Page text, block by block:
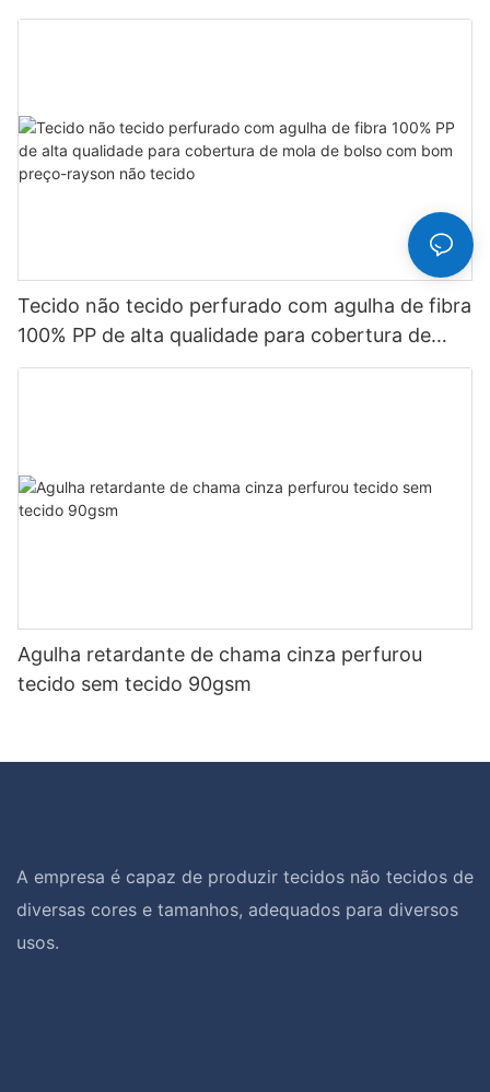
Tecido não tecido perfurado com agulha de fibra
100% PP de alta qualidade para cobertura de
mola de bolso com bom preço-rayson não
Agulha retardante de chama cinza perfurou
tecido sem tecido 90gsm
A empresa é capaz de produzir tecidos não tecidos de
diversas cores e tamanhos, adequados para diversos
usos.